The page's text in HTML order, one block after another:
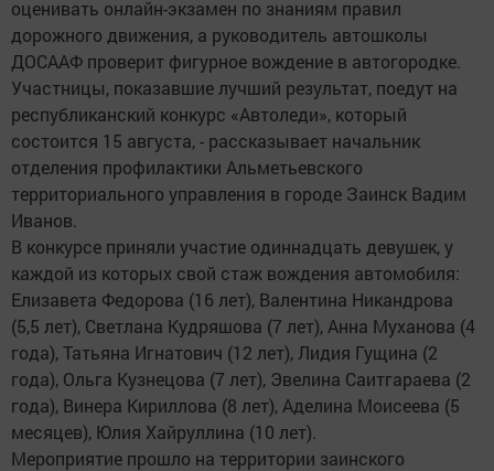
оценивать онлайн-экзамен по знаниям правил
дорожного движения, а руководитель автошколы
ДОСААФ проверит фигурное вождение в автогородке.
Участницы, показавшие лучший результат, поедут на
республиканский конкурс «Автоледи», который
состоится 15 августа, - рассказывает начальник
отделения профилактики Альметьевского
территориального управления в городе Заинск Вадим
Иванов.
В конкурсе приняли участие одиннадцать девушек, у
каждой из которых свой стаж вождения автомобиля:
Елизавета Федорова (16 лет), Валентина Никандрова
(5,5 лет), Светлана Кудряшова (7 лет), Анна Муханова (4
года), Татьяна Игнатович (12 лет), Лидия Гущина (2
года), Ольга Кузнецова (7 лет), Эвелина Саитгараева (2
года), Винера Кириллова (8 лет), Аделина Моисеева (5
месяцев), Юлия Хайруллина (10 лет).
Мероприятие прошло на территории заинского